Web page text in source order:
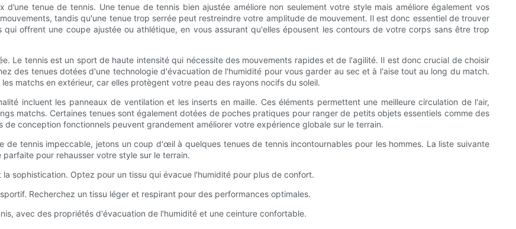
tenue de tennis. Une tenue de tennis bien ajustée améliore non seulement votre style mais améliore également vos
tandis qu'une tenue trop serrée peut restreindre votre amplitude de mouvement. Il est donc essentiel de trouver
offrent une coupe ajustée ou athlétique, en vous assurant qu'elles épousent les contours de votre corps sans être trop
Le tennis est un sport de haute intensité qui nécessite des mouvements rapides et de l'agilité. Il est donc crucial de choisir
des tenues dotées d'une technologie d'évacuation de l'humidité pour vous garder au sec et à l'aise tout au long du match.
matchs en extérieur, car elles protègent votre peau des rayons nocifs du soleil.
incluent les panneaux de ventilation et les inserts en maille. Ces éléments permettent une meilleure circulation de l'air,
matchs. Certaines tenues sont également dotées de poches pratiques pour ranger de petits objets essentiels comme des
conception fonctionnels peuvent grandement améliorer votre expérience globale sur le terrain.
de tennis impeccable, jetons un coup d'œil à quelques tenues de tennis incontournables pour les hommes. La liste suivante
pour rehausser votre style sur le terrain.
sophistication. Optez pour un tissu qui évacue l'humidité pour plus de confort.
Recherchez un tissu léger et respirant pour des performances optimales.
avec des propriétés d'évacuation de l'humidité et une ceinture confortable.